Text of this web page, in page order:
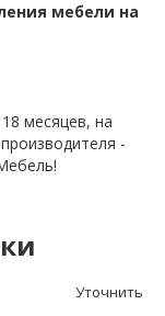
мебели на
месяцев, на
-
Уточнить